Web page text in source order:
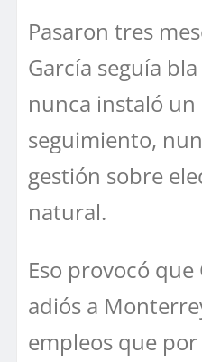
Pasaron tres
García seguía
nunca instaló
seguimiento,
gestión sobre
natural.
Eso provocó que
adiós a
empleos que